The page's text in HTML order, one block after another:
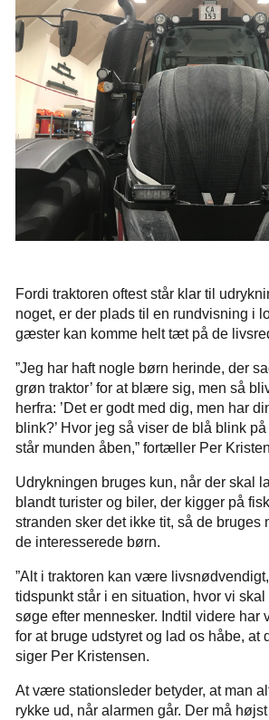
Fordi traktoren oftest står klar til
noget, er der plads til en rundvisning i
gæster kan komme helt tæt på de
”Jeg har haft nogle børn herinde, der
grøn traktor’ for at blære sig, men så
herfra: ’Det er godt med dig, men har
blink?’ Hvor jeg så viser de blå blink
står munden åben,” fortæller Per
Udrykningen bruges kun, når der skal
blandt turister og biler, der kigger på
stranden sker det ikke tit, så de bruges
de interesserede børn.
”Alt i traktoren kan være
tidspunkt står i en situation, hvor vi
søge efter mennesker. Indtil videre har
for at bruge udstyret og lad os håbe, at
siger Per Kristensen.
At være stationsleder betyder, at man
rykke ud, når alarmen går. Der må